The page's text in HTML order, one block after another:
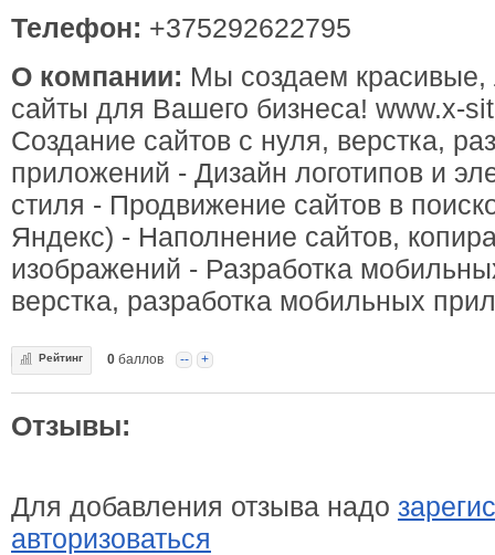
Телефон: +375292622795
О компании: Мы создаем красивые,
сайты для Вашего бизнеса! www.x-
Создание сайтов с нуля, верстка,
приложений - Дизайн логотипов и
стиля - Продвижение сайтов в
Яндекс) - Наполнение сайтов,
изображений - Разработка
верстка, разработка мобильных
Рейтинг 0 баллов -- +
Отзывы:
Для добавления отзыва надо
авторизоваться